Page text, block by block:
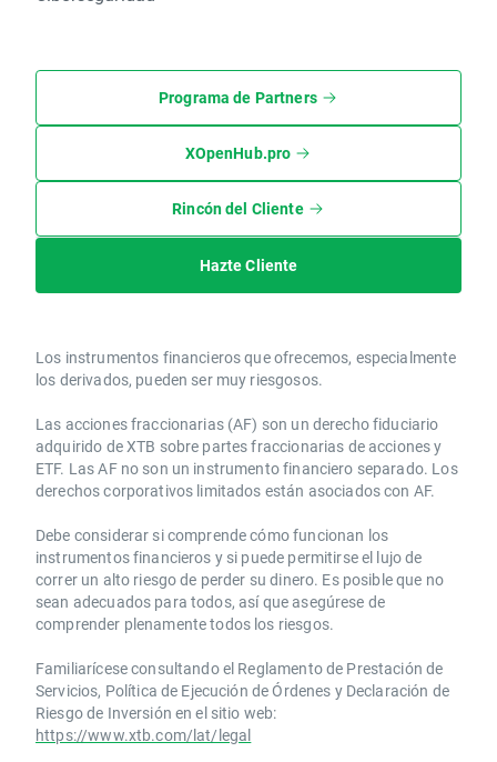
Programa de Partners
XOpenHub.pro
Rincón del Cliente
Hazte Cliente
Los instrumentos financieros que ofrecemos, especialmente
los derivados, pueden ser muy riesgosos.
Las acciones fraccionarias (AF) son un derecho fiduciario
adquirido de XTB sobre partes fraccionarias de acciones y
ETF. Las AF no son un instrumento financiero separado. Los
derechos corporativos limitados están asociados con AF.
Debe considerar si comprende cómo funcionan los
instrumentos financieros y si puede permitirse el lujo de
correr un alto riesgo de perder su dinero. Es posible que no
sean adecuados para todos, así que asegúrese de
comprender plenamente todos los riesgos.
Familiarícese consultando el Reglamento de Prestación de
Servicios, Política de Ejecución de Órdenes y Declaración de
Riesgo de Inversión en el sitio web:
https://www.xtb.com/lat/legal